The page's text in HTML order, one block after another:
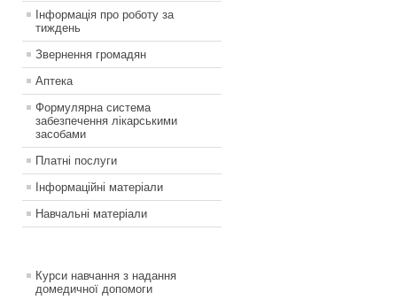
Інформація про роботу за
тиждень
Звернення громадян
Аптека
Формулярна система
забезпечення лікарськими
засобами
Платні послуги
Інформаційні матеріали
Навчальні матеріали
Курси навчання з надання
домедичної допомоги